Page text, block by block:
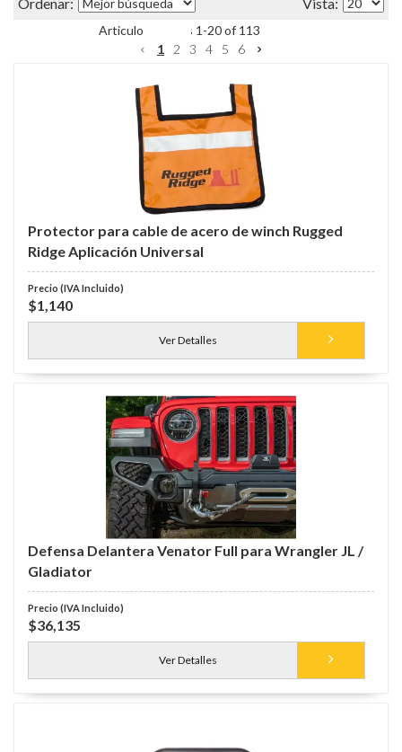
Items 1 -20of 113
1
2 3 4 5 6
Protector para cable de acero de winch Rugged
Ridge Aplicación Universal
$1,140
Ver Detalles
Defensa Delantera Venator Full para Wrangler JL /
Gladiator
$36,135
Ver Detalles